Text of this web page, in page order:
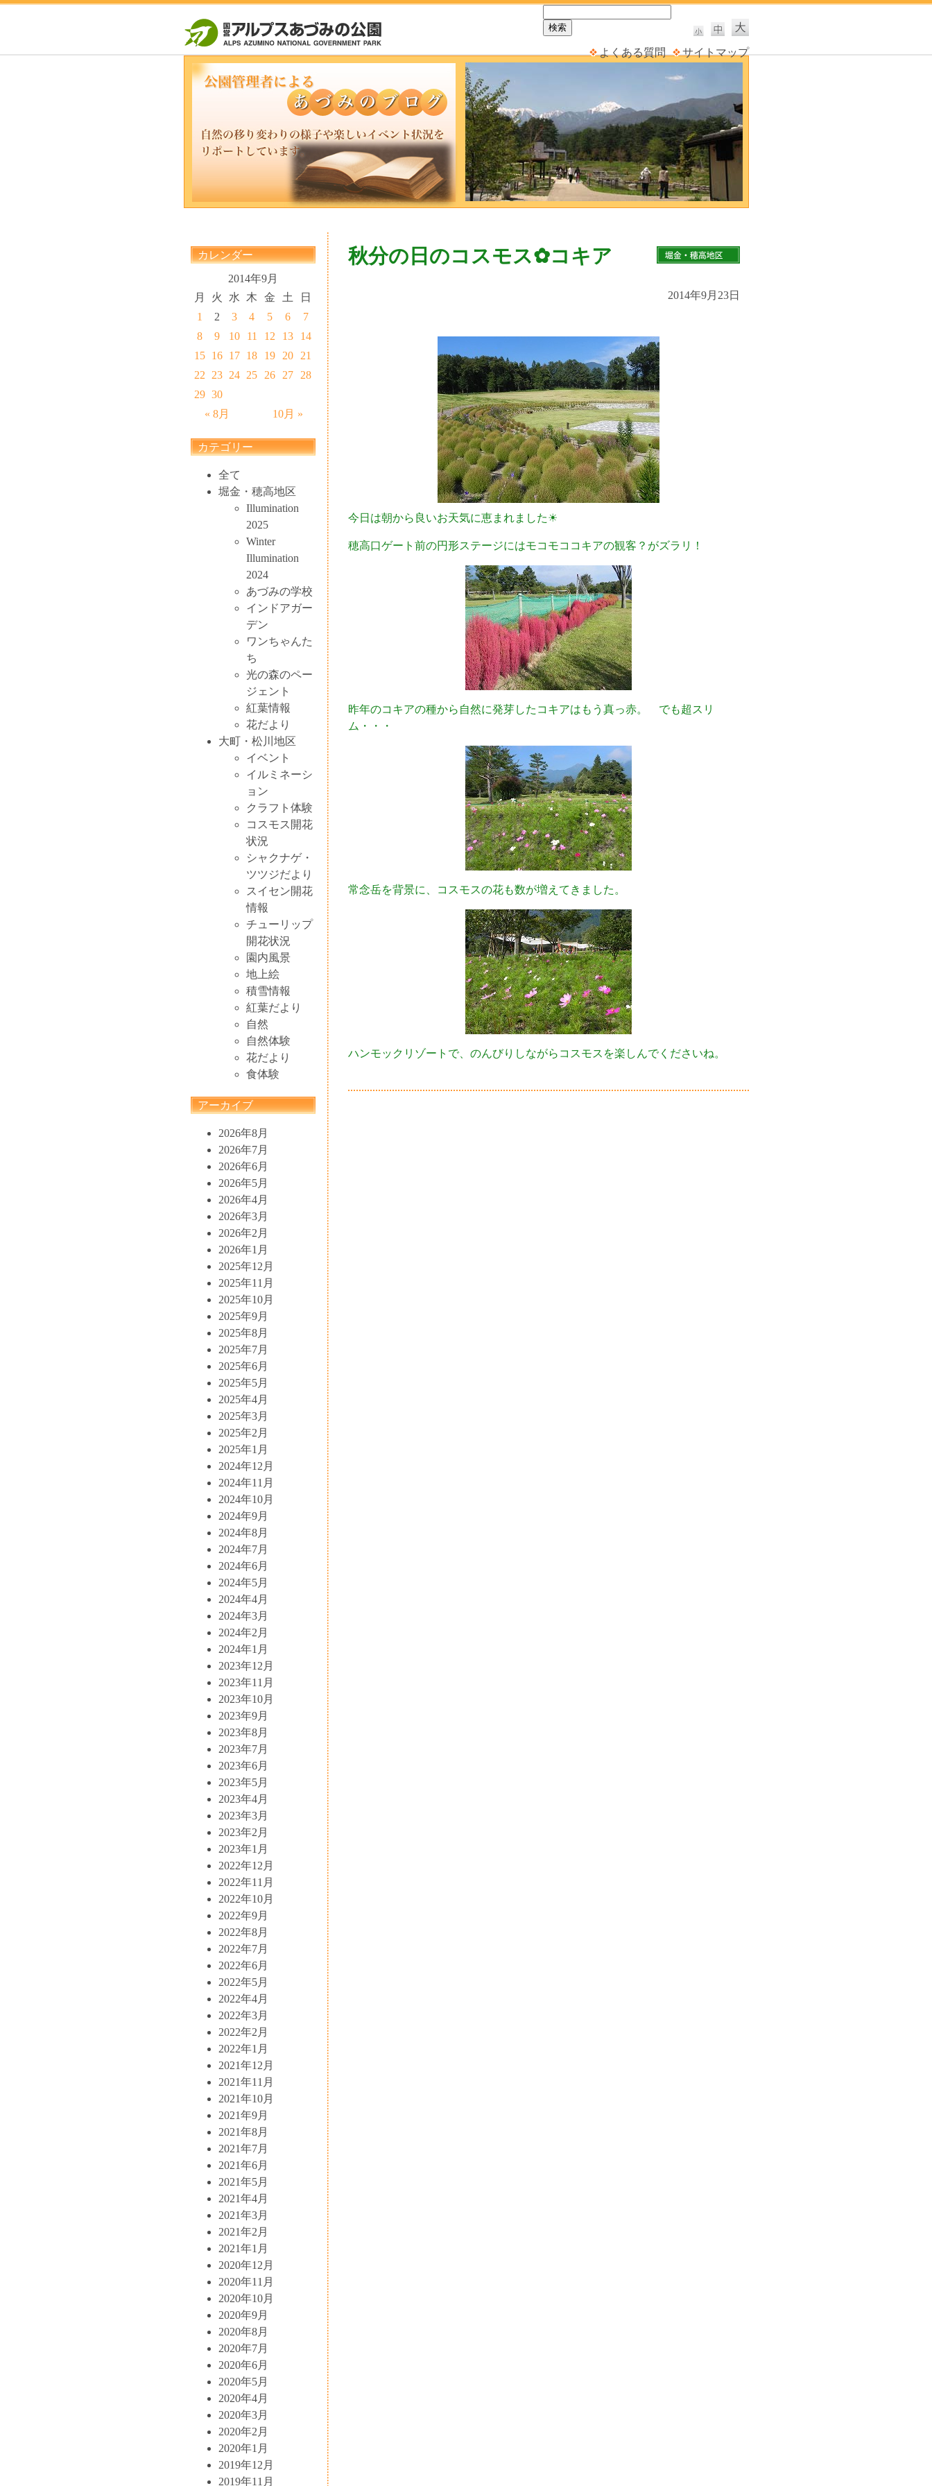
よくある質問 サイトマップ
カレンダー
2014年9月
月
火 水 木 金 土 日
« 8月 10月 »
1 2 3 4 5 6
7
8
9 10 11 12 13
14
15 16 17 18 19 20
21
22
23 24 25 26 27
28
29 30
カテゴリー
全て
堀金・穂高地区
Illumination
2025
Winter
Illumination
2024
あづみの学校
インドアガー
デン
ワンちゃんた
ち
光の森のペー
ジェント
紅葉情報
花だより
大町・松川地区
イベント
イルミネーシ
ョン
クラフト体験
コスモス開花
状況
シャクナゲ・
ツツジだより
スイセン開花
情報
チューリップ
開花状況
園内風景
地上絵
積雪情報
紅葉だより
自然
自然体験
花だより
食体験
アーカイブ
2026年8月
2026年7月
2026年6月
2026年5月
2026年4月
2026年3月
2026年2月
2026年1月
2025年12月
2025年11月
2025年10月
2025年9月
2025年8月
2025年7月
2025年6月
2025年5月
2025年4月
2025年3月
2025年2月
2025年1月
2024年12月
2024年11月
2024年10月
2024年9月
2024年8月
2024年7月
2024年6月
2024年5月
2024年4月
2024年3月
2024年2月
2024年1月
2023年12月
2023年11月
2023年10月
2023年9月
2023年8月
2023年7月
2023年6月
2023年5月
2023年4月
2023年3月
2023年2月
2023年1月
2022年12月
2022年11月
2022年10月
2022年9月
2022年8月
2022年7月
2022年6月
2022年5月
2022年4月
2022年3月
2022年2月
2022年1月
2021年12月
2021年11月
2021年10月
2021年9月
2021年8月
2021年7月
2021年6月
2021年5月
2021年4月
2021年3月
2021年2月
2021年1月
2020年12月
2020年11月
2020年10月
2020年9月
2020年8月
2020年7月
2020年6月
2020年5月
2020年4月
2020年3月
2020年2月
2020年1月
2019年12月
2019年11月
秋分の日のコスモス✿コキア
2014年9月23日
今日は朝から良いお天気に恵まれました☀
穂高口ゲート前の円形ステージにはモコモココキアの観客？がズラリ！
昨年のコキアの種から自然に発芽したコキアはもう真っ赤。 でも超スリ
ム・・・
常念岳を背景に、コスモスの花も数が増えてきました。
ハンモックリゾートで、のんびりしながらコスモスを楽しんでくださいね。